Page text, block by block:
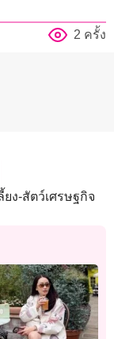
2 ครั้ง
ง-สัตว์เศรษฐกิจ